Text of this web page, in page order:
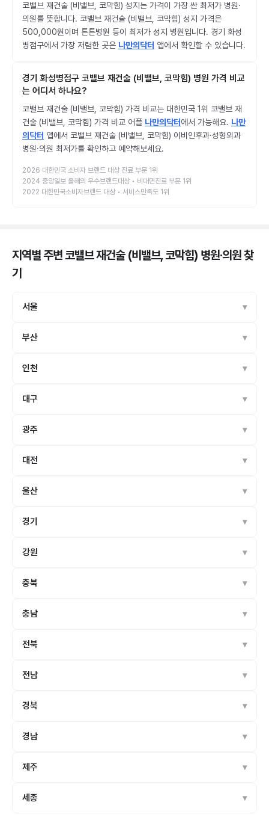
코밸브 재건술 (비밸브, 코막힘) 성지는 가격이 가장 싼 최저가 병원·
의원를 뜻합니다. 코밸브 재건술 (비밸브, 코막힘) 성지 가격은
500,000원이며 튼튼병원 등이 최저가 성지 병원입니다. 경기 화성
병점구에서 가장 저렴한 곳은 나만의닥터 앱에서 확인할 수 있습니다.
경기 화성병점구 코밸브 재건술 (비밸브, 코막힘) 병원 가격 비교
는 어디서 하나요?
코밸브 재건술 (비밸브, 코막힘) 가격 비교는 대한민국 1위 코밸브 재
건술 (비밸브, 코막힘) 가격 비교 어플 나만의닥터에서 가능해요. 나만
의닥터 앱에서 코밸브 재건술 (비밸브, 코막힘) 이비인후과·성형외과
병원·의원 최저가를 확인하고 예약해보세요.
2026 대한민국 소비자 브랜드 대상 진료 부문 1위
2024 중앙일보 올해의 우수브랜드대상 • 비대면진료 부문 1위
2022 대한민국소비자브랜드 대상 • 서비스만족도 1위
지역별 주변 코밸브 재건술 (비밸브, 코막힘) 병원·의원찾
기
서울
부산
인천
대구
광주
대전
울산
경기
강원
충북
충남
전북
전남
경북
경남
제주
세종